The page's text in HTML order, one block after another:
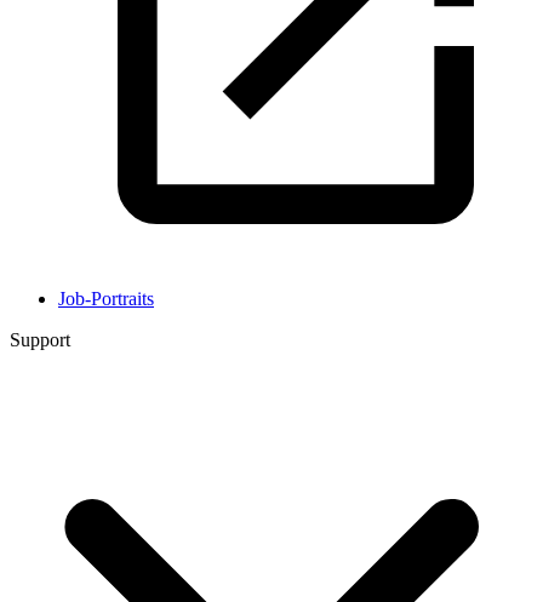
Job-Portraits
Support